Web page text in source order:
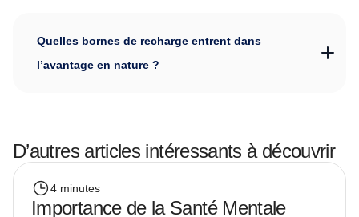
Quelles bornes de recharge entrent dans
l’avantage en nature ?
D’autres articles intéressants à découvrir
4 minutes
Importance de la Santé Mentale